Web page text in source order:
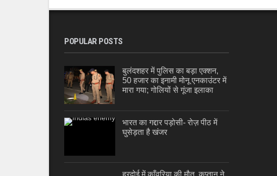
POPULAR POSTS
बुलंदशहर में पुलिस का बड़ा एक्शन,
50 हजार का इनामी मोनू एनकाउंटर में
मारा गया; गोलियों से गूंजा इलाका
भारत का गद्दार पड़ोसी- रोज़ पीठ में
घुसेड़ता है खंजर
हरदोई में काँवरिया की मौत, कप्तान ने